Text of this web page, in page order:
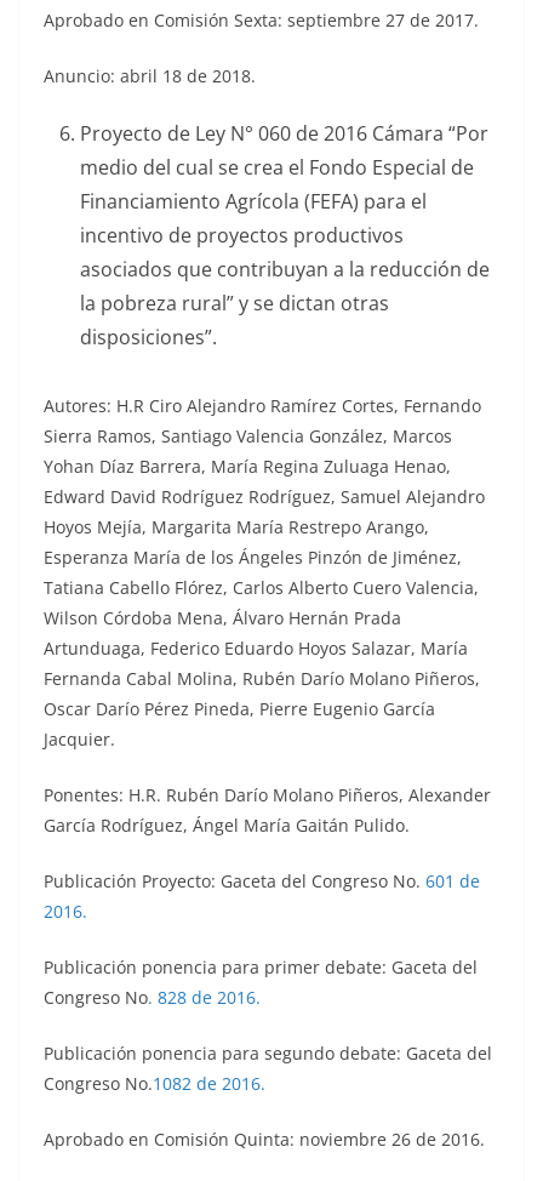
Aprobado en Comisión Sexta: septiembre 27 de 2017.
Anuncio: abril 18 de 2018.
Proyecto de Ley N° 060 de 2016 Cámara “Por
medio del cual se crea el Fondo Especial de
Financiamiento Agrícola (FEFA) para el
incentivo de proyectos productivos
asociados que contribuyan a la reducción de
la pobreza rural” y se dictan otras
disposiciones”.
Autores: H.R Ciro Alejandro Ramírez Cortes, Fernando
Sierra Ramos, Santiago Valencia González, Marcos
Yohan Díaz Barrera, María Regina Zuluaga Henao,
Edward David Rodríguez Rodríguez, Samuel Alejandro
Hoyos Mejía, Margarita María Restrepo Arango,
Esperanza María de los Ángeles Pinzón de Jiménez,
Tatiana Cabello Flórez, Carlos Alberto Cuero Valencia,
Wilson Córdoba Mena, Álvaro Hernán Prada
Artunduaga, Federico Eduardo Hoyos Salazar, María
Fernanda Cabal Molina, Rubén Darío Molano Piñeros,
Oscar Darío Pérez Pineda, Pierre Eugenio García
Jacquier.
Ponentes: H.R. Rubén Darío Molano Piñeros, Alexander
García Rodríguez, Ángel María Gaitán Pulido.
Publicación Proyecto: Gaceta del Congreso No. 601 de
2016.
Publicación ponencia para primer debate: Gaceta del
Congreso No. 828 de 2016.
Publicación ponencia para segundo debate: Gaceta del
Congreso No.1082 de 2016.
Aprobado en Comisión Quinta: noviembre 26 de 2016.